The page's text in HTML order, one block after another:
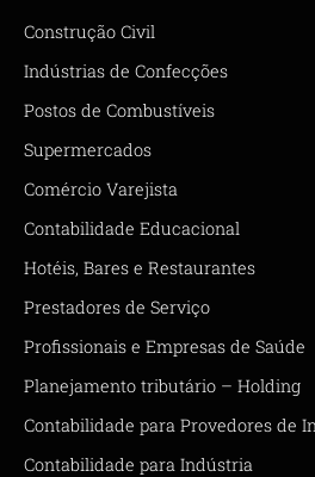
Construção Civil
Indústrias de Confecções
Postos de Combustíveis
Supermercados
Comércio Varejista
Contabilidade Educacional
Hotéis, Bares e Restaurantes
Prestadores de Serviço
Profissionais e Empresas de Saúde
Planejamento tributário – Holding
Contabilidade para Provedores de
Contabilidade para Indústria